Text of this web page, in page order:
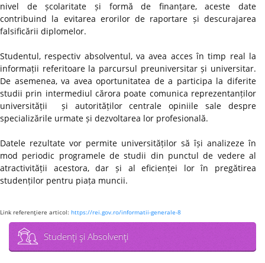
nivel de școlaritate și formă de finanțare, aceste date
contribuind la evitarea erorilor de raportare și descurajarea
falsificării diplomelor.
Studentul, respectiv absolventul, va avea acces în timp real la
informații referitoare la parcursul preuniversitar și universitar.
De asemenea, va avea oportunitatea de a participa la diferite
studii prin intermediul cărora poate comunica reprezentanților
universității și autorităților centrale opiniile sale despre
specializările urmate și dezvoltarea lor profesională.
Datele rezultate vor permite universităților să își analizeze în
mod periodic programele de studii din punctul de vedere al
atractivității acestora, dar și al eficienței lor în pregătirea
studenților pentru piața muncii.
Link referenţiere articol: https://rei.gov.ro/informatii-generale-8
Studenţi şi Absolvenţi